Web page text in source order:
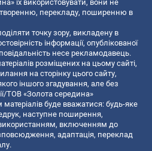
їх використовувати, вони не
перекладу, поширенню в
точку зору, викладену в
інформації, опублікованої
несе рекламодавець.
розміщених на цьому сайті,
на сторінку цього сайту,
іншого згадування, але без
ТОВ «Золота середина»
буде вважатися: будь-яке
наступне поширення,
включенням до
адаптація, переклад